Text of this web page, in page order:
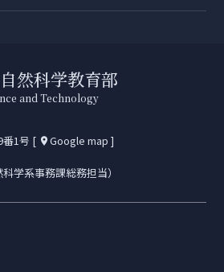
然科学教育部
and Technology
番1号 [ placeGoogle map ]
学系事務課総務担当）